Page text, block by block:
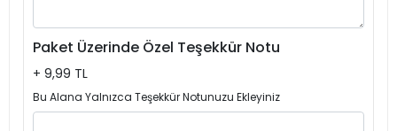
Paket Üzerinde Özel Teşekkür Notu
+ 9,99 TL
Bu Alana Yalnızca Teşekkür Notunuzu Ekleyiniz